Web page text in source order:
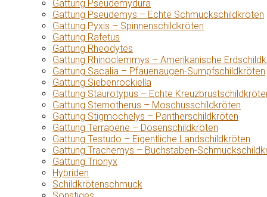
Gattung Pseudemydura
Gattung Pseudemys – Echte Schmuckschildkröten
Gattung Pyxis – Spinnenschildkröten
Gattung Rafetus
Gattung Rheodytes
Gattung Rhinoclemmys – Amerikanische
Gattung Sacalia – Pfauenaugen-Sumpfschildkröten
Gattung Siebenrockiella
Gattung Staurotypus – Echte
Gattung Sternotherus – Moschusschildkröten
Gattung Stigmochelys – Pantherschildkröten
Gattung Terrapene – Dosenschildkröten
Gattung Testudo – Eigentliche Landschildkröten
Gattung Trachemys – Buchstaben-
Gattung Trionyx
Hybriden
Schildkrötenschmuck